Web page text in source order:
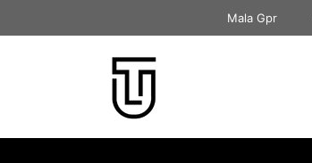
atla
Mala Gpr